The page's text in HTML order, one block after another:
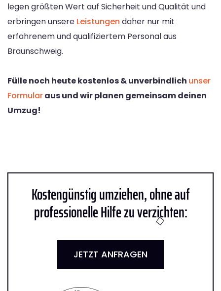
legen größten Wert auf Sicherheit und Qualität und
erbringen unsere Leistungen daher nur mit
erfahrenem und qualifiziertem Personal aus
Braunschweig.
Fülle noch heute kostenlos & unverbindlich unser
Formularaus und wir planen gemeinsam deinen
Umzug!
Kostengünstig umziehen, ohne auf
professionelle Hilfe zu verzichten:
JETZT ANFRAGEN